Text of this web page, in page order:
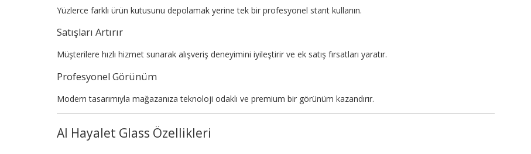
Yüzlerce farklı ürün kutusunu depolamak yerine tek bir profesyonel stant kullanın.
Satışları Artırır
Müşterilere hızlı hizmet sunarak alışveriş deneyimini iyileştirir ve ek satış fırsatları yaratır.
Profesyonel Görünüm
Modern tasarımıyla mağazanıza teknoloji odaklı ve premium bir görünüm kazandırır.
AI Hayalet Glass Özellikleri